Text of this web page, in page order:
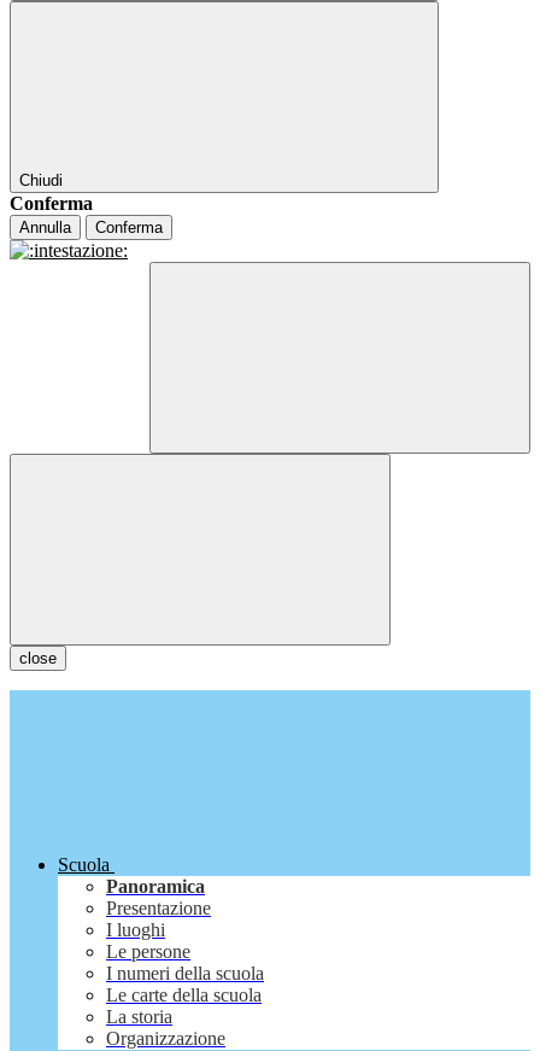
Chiudi
Conferma
Annulla Conferma
close
Scuola
Panoramica
Presentazione
I luoghi
Le persone
I numeri della scuola
Le carte della scuola
La storia
Organizzazione